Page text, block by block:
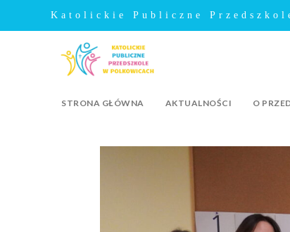
Katolickie Publiczne
STRONA GŁÓWNA AKTUALNOŚCI O